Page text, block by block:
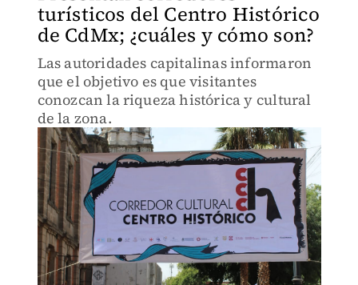
turísticos del Centro Histórico
de CdMx; ¿cuáles y cómo son?
Las autoridades capitalinas informaron
que el objetivo es que visitantes
conozcan la riqueza histórica y cultural
de la zona.